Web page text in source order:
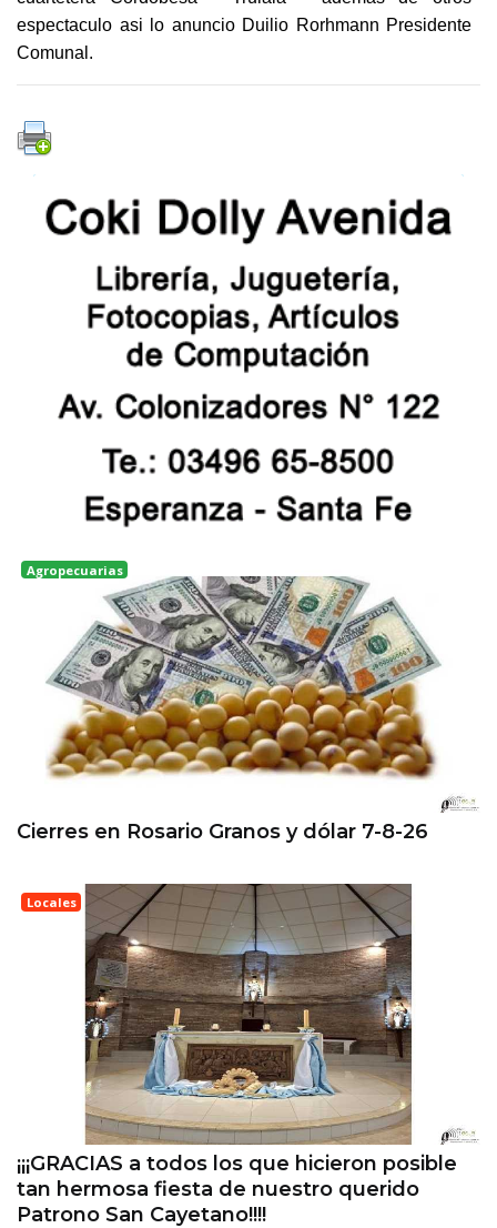
espectaculo asi lo anuncio Duilio Rorhmann Presidente
Comunal.
Agropecuarias
Cierres en Rosario Granos y dólar 7-8-26
Locales
Esperanza
¡¡¡GRACIAS a todos los que hicieron posible
tan hermosa fiesta de nuestro querido
Patrono San Cayetano!!!!